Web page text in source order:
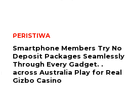
PERISTIWA
Smartphone Members Try No
Deposit Packages Seamlessly
Through Every Gadget. .
across Australia Play for Real
Gizbo Casino